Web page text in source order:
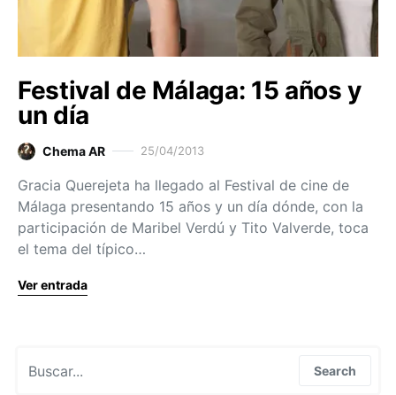
Festival de Málaga: 15 años y
un día
Chema AR 25/04/2013
Gracia Querejeta ha llegado al Festival de cine de
Málaga presentando 15 años y un día dónde, con la
participación de Maribel Verdú y Tito Valverde, toca
el tema del típico…
Ver entrada
Search